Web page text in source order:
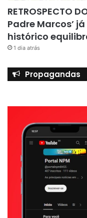
RETROSPECTO
Padre Marcos’
histórico
1 dia atrás
Propagandas